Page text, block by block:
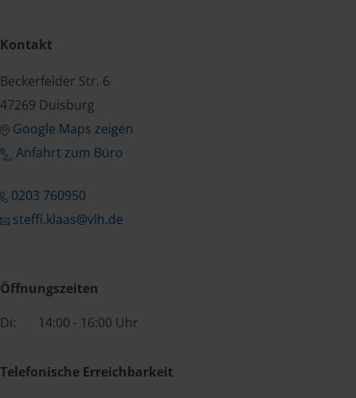
Kontakt
Beckerfelder Str. 6
47269 Duisburg
Google Maps zeigen
Anfahrt zum Büro
0203 760950
steffi.klaas@vlh.de
Öffnungszeiten
Di:
14:00 - 16:00 Uhr
Telefonische Erreichbarkeit